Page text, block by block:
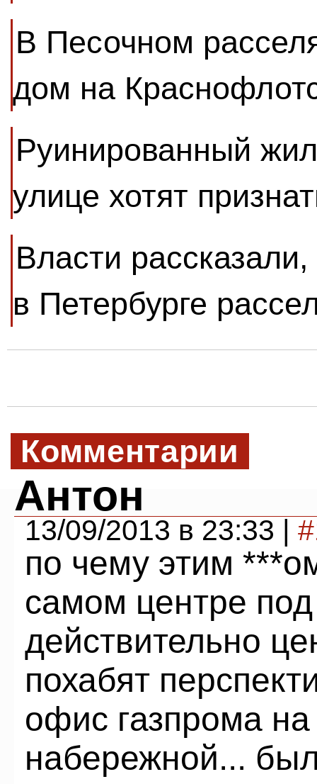
В Песочном
дом на
Руинированный
улице хотят
Власти
в Петербурге
Комментарии
Антон
13/09/2013 в 23:33 |
по чему этим
самом центре
действительно
похабят
офис газпрома
набережной...